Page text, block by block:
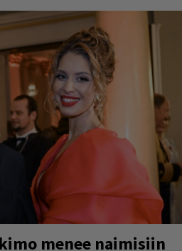
menee naimisiin